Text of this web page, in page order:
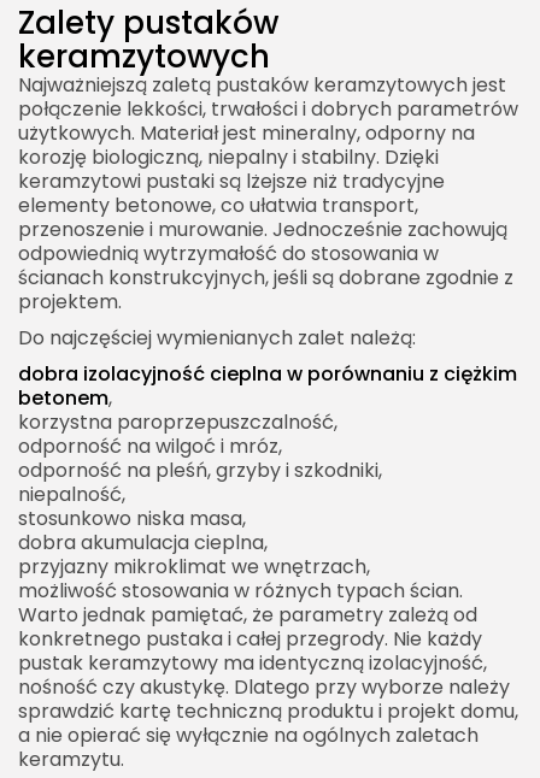
Zalety pustaków
keramzytowych
Najważniejszą zaletą pustaków keramzytowych jest
połączenie lekkości, trwałości i dobrych parametrów
użytkowych. Materiał jest mineralny, odporny na
korozję biologiczną, niepalny i stabilny. Dzięki
keramzytowi pustaki są lżejsze niż tradycyjne
elementy betonowe, co ułatwia transport,
przenoszenie i murowanie. Jednocześnie zachowują
odpowiednią wytrzymałość do stosowania w
ścianach konstrukcyjnych, jeśli są dobrane zgodnie z
projektem.
Do najczęściej wymienianych zalet należą:
dobra izolacyjność cieplna w porównaniu z ciężkim
betonem,
korzystna paroprzepuszczalność,
odporność na wilgoć i mróz,
odporność na pleśń, grzyby i szkodniki,
niepalność,
stosunkowo niska masa,
dobra akumulacja cieplna,
przyjazny mikroklimat we wnętrzach,
możliwość stosowania w różnych typach ścian.
Warto jednak pamiętać, że parametry zależą od
konkretnego pustaka i całej przegrody. Nie każdy
pustak keramzytowy ma identyczną izolacyjność,
nośność czy akustykę. Dlatego przy wyborze należy
sprawdzić kartę techniczną produktu i projekt domu,
a nie opierać się wyłącznie na ogólnych zaletach
keramzytu.